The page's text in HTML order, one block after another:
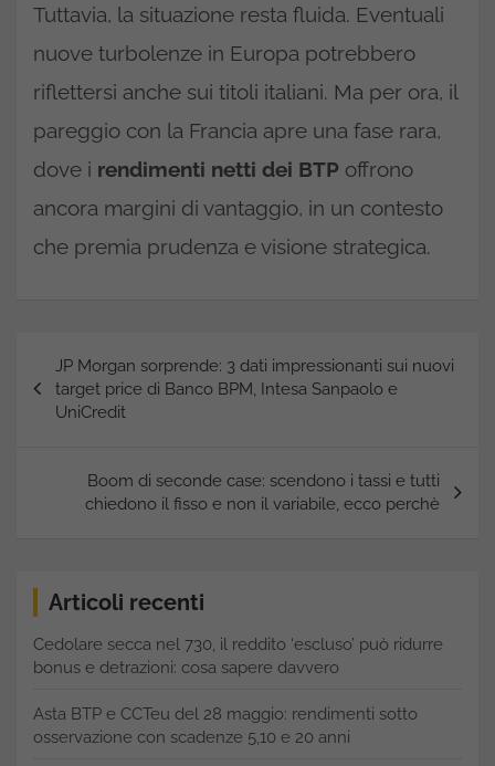
Tuttavia, la situazione resta fluida. Eventuali
nuove turbolenze in Europa potrebbero
riflettersi anche sui titoli italiani. Ma per ora, il
pareggio con la Francia apre una fase rara,
dove i rendimenti netti dei BTP offrono
ancora margini di vantaggio, in un contesto
che premia prudenza e visione strategica.
articoli
JP Morgan sorprende: 3 dati impressionanti sui nuovi
target price di Banco BPM, Intesa Sanpaolo e
UniCredit
Boom di seconde case: scendono i tassi e tutti
chiedono il fisso e non il variabile, ecco perchè
Articoli recenti
Cedolare secca nel 730, il reddito ‘escluso’ può ridurre
bonus e detrazioni: cosa sapere davvero
Asta BTP e CCTeu del 28 maggio: rendimenti sotto
osservazione con scadenze 5,10 e 20 anni